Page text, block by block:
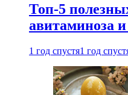
Топ-5
авитаминоза
1 год спустя1 год